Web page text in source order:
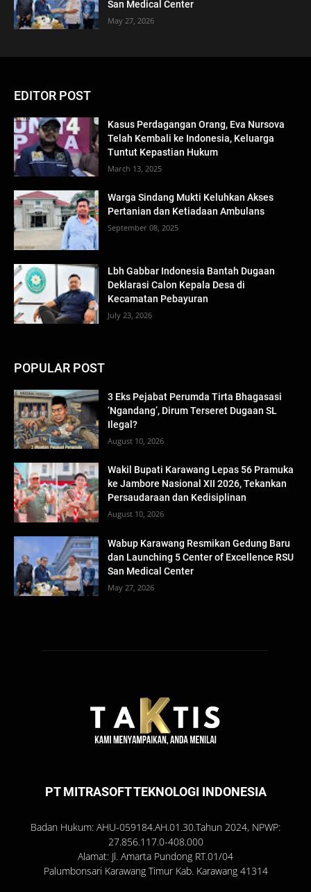
San Medical Center
May 27, 2026
EDITOR POST
Kasus Perdagangan Orang, Eva Nursova
Telah Kembali ke Indonesia, Keluarga
Tuntut Kepastian Hukum
March 13, 2025
Warga Sindang Mukti Keluhkan Akses
Pertanian dan Ketiadaan Ambulans
September 08, 2025
Lbh Gabbar Indonesia Bantah Dugaan
Deklarasi Calon Kepala Desa di
Kecamatan Pebayuran
July 23, 2026
POPULAR POST
3 Eks Pejabat Perumda Tirta Bhagasasi
‘Ngandang’, Dirum Terseret Dugaan SL
Ilegal?
August 10, 2026
Wakil Bupati Karawang Lepas 56 Pramuka
ke Jambore Nasional XII 2026, Tekankan
Persaudaraan dan Kedisiplinan
August 10, 2026
Wabup Karawang Resmikan Gedung Baru
dan Launching 5 Center of Excellence RSU
San Medical Center
May 27, 2026
PT MITRASOFT TEKNOLOGI INDONESIA
Badan Hukum: AHU-059184.AH.01.30.Tahun 2024, NPWP:
27.856.117.0-408.000
Alamat: Jl. Amarta Pundong RT.01/04
Palumbonsari Karawang Timur Kab. Karawang 41314